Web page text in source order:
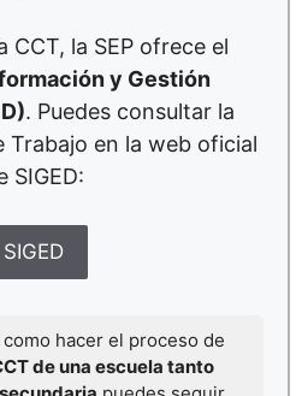
CCT, la SEP ofrece el
y Gestión
. Puedes consultar la
Trabajo en la web oficial
SIGED:
SIGED
hacer el proceso de
de una escuela tanto